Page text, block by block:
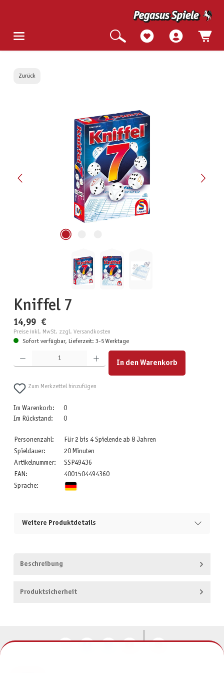
Zurück
Kniffel 7
14,99 €
Preise inkl. MwSt. zzgl. Versandkosten
Sofort verfügbar, Lieferzeit: 3-5 Werktage
Produkt Anzahl: Gib den gewünschten Wert ein oder benutze die Schaltflächen um die Anzahl zu
In den Warenkorb
Zum Merkzettel hinzufügen
Im Warenkorb:
0
Im Rückstand:
0
Personenzahl:
Für 2 bis 4 Spielende ab 8 Jahren
Spieldauer:
20 Minuten
Artikelnummer:
SSP49436
EAN:
4001504494360
Sprache:
Weitere Produktdetails
Beschreibung
Produktsicherheit